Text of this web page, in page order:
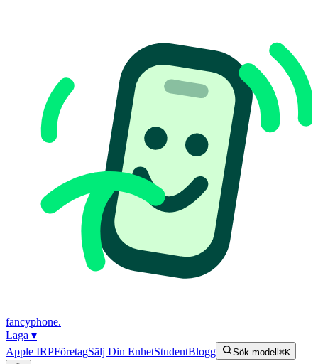
fancyphone.
Laga ▾
Apple IRPFöretagSälj Din EnhetStudentBlogg Sök modell ⌘K